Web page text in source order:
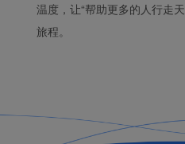
温度，让“帮助更多的人行走
旅程。